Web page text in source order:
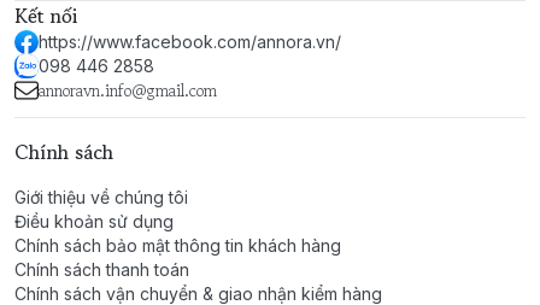
Kết nối
https://www.facebook.com/annora.vn/
098 446 2858
annoravn.info@gmail.com
Chính sách
Giới thiệu về chúng tôi
Điều khoản sử dụng
Chính sách bảo mật thông tin khách hàng
Chính sách thanh toán
Chính sách vận chuyển & giao nhận kiểm hàng